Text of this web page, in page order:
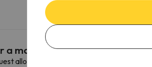
a mascotes
allotjament no admet mascotes.